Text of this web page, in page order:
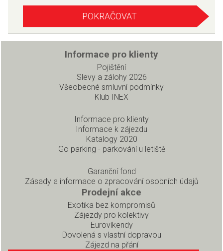
POKRAČOVAT
Informace pro klienty
Pojištění
Slevy a zálohy 2026
Všeobecné smluvní podmínky
Klub INEX
Informace pro klienty
Informace k zájezdu
Katalogy 2020
Go parking - parkování u letiště
Garanční fond
Zásady a informace o zpracování osobních údajů
Prodejní akce
Exotika bez kompromisů
Zájezdy pro kolektivy
Eurovíkendy
Dovolená s vlastní dopravou
Zájezd na přání